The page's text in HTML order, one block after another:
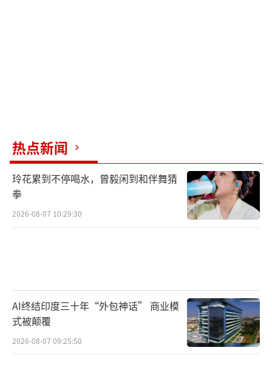
当地时间3月3日，顿涅茨克民间武装表
示，乌克兰民族主义分子绑架了联合国驻哈尔
科夫代表。
目前，乌克兰方面尚未对此回应。
俄罗斯国防部当地时间3月3日发布消息表
示，在乌克兰基辅、哈尔科夫、苏梅、敖德
萨、马里乌波尔等城市，乌民族主义分子封锁
热点新闻
玲花累到不停喝水，曾毅闲到和伴舞猜
拳
2026-08-07 10:29:30
AI终结印度三十年“外包神话” 商业模
式被颠覆
2026-08-07 09:25:50